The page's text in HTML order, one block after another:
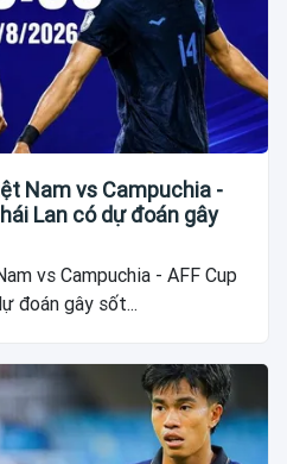
Nam vs Campuchia -
Lan có dự đoán gây
vs Campuchia - AFF Cup
đoán gây sốt...